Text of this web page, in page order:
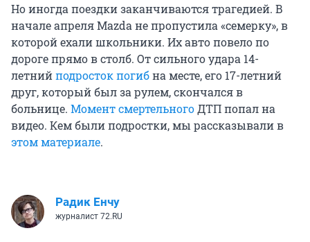
Но иногда поездки заканчиваются трагедией. В
начале апреля Mazda не пропустила «семерку», в
которой ехали школьники. Их авто повело по
дороге прямо в столб. От сильного удара 14-
летнийподросток погибна месте, его 17-летний
друг, который был за рулем, скончался в
больнице. Момент смертельногоДТП попал на
видео. Кем были подростки, мы рассказывали в
этом материале.
Радик Енчу
журналист 72.RU